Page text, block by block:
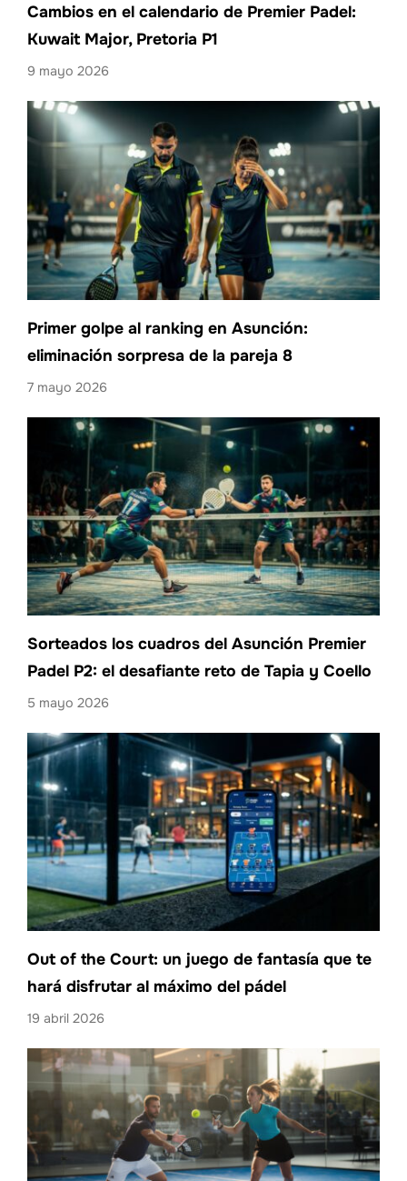
Cambios en el calendario de Premier Padel:
Kuwait Major, Pretoria P1
9 mayo 2026
Primer golpe al ranking en Asunción:
eliminación sorpresa de la pareja 8
7 mayo 2026
Sorteados los cuadros del Asunción Premier
Padel P2: el desafiante reto de Tapia y Coello
5 mayo 2026
Out of the Court: un juego de fantasía que te
hará disfrutar al máximo del pádel
19 abril 2026